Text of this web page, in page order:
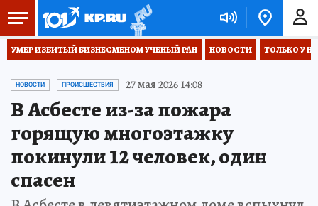
УМЕР ИЗБИТЫЙ БИЗНЕСМЕНОМ УЧЕНЫЙ РАН НОВОСТИ ТОЛЬКО У
НОВОСТИ ПРОИСШЕСТВИЯ 27 мая 2026 14:08
В Асбесте из-за пожара
горящую многоэтажку
покинули 12 человек, один
спасен